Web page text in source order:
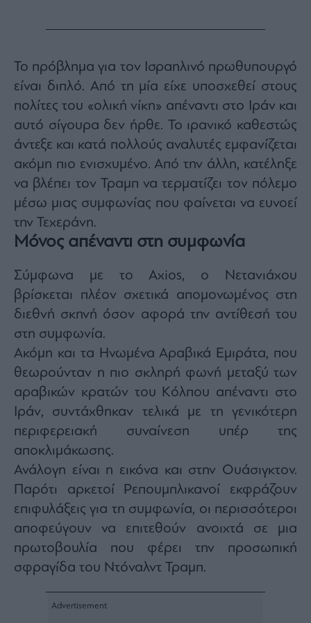
Mononews100
Εγγραφείτε
στο
Newsletter
του
mononews.gr
By
submitting
your
email,
you
agree
our
and
Privacy
Notice.
You
opt
out
at
any
time.
This
is
by
reCAPTCHA
and
the
Privacy
Policy
and
of
Service
Το πρόβλημα για τον Ισραηλινό πρωθυπουργό
είναι διπλό. Από τη μία είχε υποσχεθεί στους
πολίτες του «ολική νίκη» απέναντι στο Ιράν και
αυτό σίγουρα δεν ήρθε. Το ιρανικό καθεστώς
άντεξε και κατά πολλούς αναλυτές εμφανίζεται
ακόμη πιο ενισχυμένο. Από την άλλη, κατέληξε
να βλέπει τον Τραμπ να τερματίζει τον πόλεμο
μέσω μιας συμφωνίας που φαίνεται να ευνοεί
την Τεχεράνη.
Μόνος απέναντι στη συμφωνία
Σύμφωνα με το Axios, ο Νετανιάχου
βρίσκεται πλέον σχετικά απομονωμένος στη
διεθνή σκηνή όσον αφορά την αντίθεσή του
στη συμφωνία.
Ακόμη και τα Ηνωμένα Αραβικά Εμιράτα, που
θεωρούνταν η πιο σκληρή φωνή μεταξύ των
αραβικών κρατών του Κόλπου απέναντι στο
Ιράν, συντάχθηκαν τελικά με τη γενικότερη
περιφερειακή συναίνεση υπέρ της
αποκλιμάκωσης.
Ανάλογη είναι η εικόνα και στην Ουάσιγκτον.
Παρότι αρκετοί Ρεπουμπλικανοί εκφράζουν
επιφυλάξεις για τη συμφωνία, οι περισσότεροι
αποφεύγουν να επιτεθούν ανοιχτά σε μια
πρωτοβουλία που φέρει την προσωπική
σφραγίδα του Ντόναλντ Τραμπ.